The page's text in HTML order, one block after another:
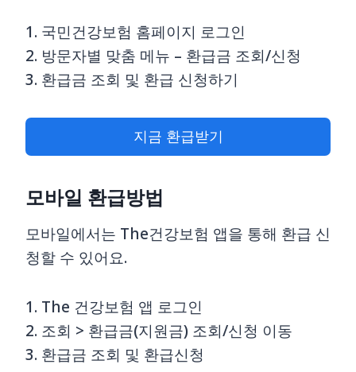
1. 국민건강보험 홈페이지 로그인
2. 방문자별 맞춤 메뉴 – 환급금 조회/신청
3. 환급금 조회 및 환급 신청하기
지금 환급받기
모바일 환급방법
모바일에서는 The건강보험 앱을 통해 환급 신
청할 수 있어요.
1. The 건강보험 앱 로그인
2. 조회 > 환급금(지원금) 조회/신청 이동
3. 환급금 조회 및 환급신청